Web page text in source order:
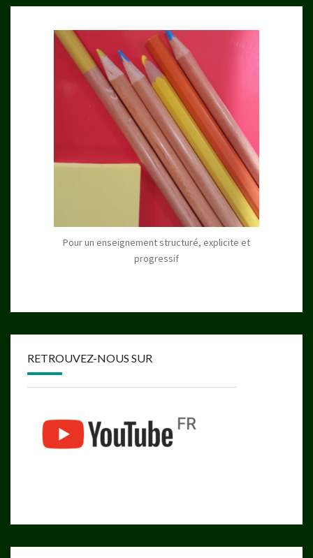
Pour un enseignement structuré, explicite et
progressif
RETROUVEZ-NOUS SUR